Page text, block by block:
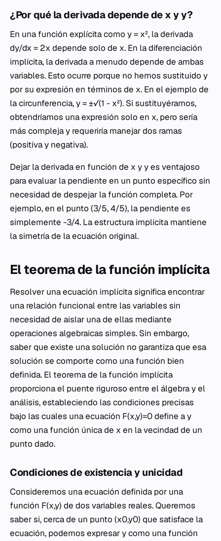
¿Por qué la derivada depende dexyy?
En una función explícita como y= x², la derivada
dy/dx = 2x depende solo de x. En la diferenciación
implícita, la derivada a menudo depende de ambas
variables. Esto ocurre porque no hemos sustituido y
por su expresión en términos de x. En el ejemplo de
la circunferencia,y= ±√(1 - x²). Si sustituyéramos,
obtendríamos una expresión solo en x, pero sería
más compleja y requeriría manejar dos ramas
(positiva y negativa).
Dejar la derivada en función de x yyes ventajoso
para evaluar la pendiente en un punto específico sin
necesidad de despejar la función completa. Por
ejemplo, en el punto (3/5, 4/5), la pendiente es
simplemente -3/4. La estructura implícita mantiene
la simetría de la ecuación original.
El teorema de la función implícita
Resolver una ecuación implícita significa encontrar
una relación funcional entre las variables sin
necesidad de aislar una de ellas mediante
operaciones algebraicas simples. Sin embargo,
saber que existe una solución no garantiza que esa
solución se comporte como una función bien
definida. El teorema de la función implícita
proporciona el puente riguroso entre el álgebra y el
análisis, estableciendo las condiciones precisas
bajo las cuales una ecuación F(x,y)=0 define a y
como una función única de x en la vecindad de un
punto dado.
Condiciones de existencia y unicidad
Consideremos una ecuación definida por una
función F(x,y) de dos variables reales. Queremos
saber si, cerca de un punto (x0​,y0​) que satisface la
ecuación, podemos expresar y como una función